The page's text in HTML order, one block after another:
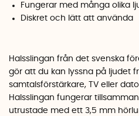
Fungerar med många olika
Diskret och lätt att använda
Halsslingan från det svenska
gör att du kan lyssna på ljudet
samtalsförstärkare, TV eller
Halsslingan fungerar
utrustade med ett 3,5 mm